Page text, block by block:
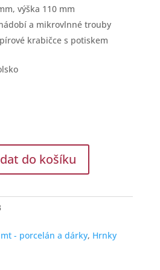
výška 110 mm
a mikrovlnné trouby
krabičce s potiskem
do košíku
- porcelán a dárky, Hrnky